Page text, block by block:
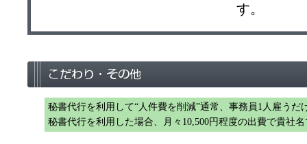
す。
秘書代行を利用して“人件費を削減”通常、事務員1人雇う
秘書代行を利用した場合、月々10,500円程度の出費で貴社